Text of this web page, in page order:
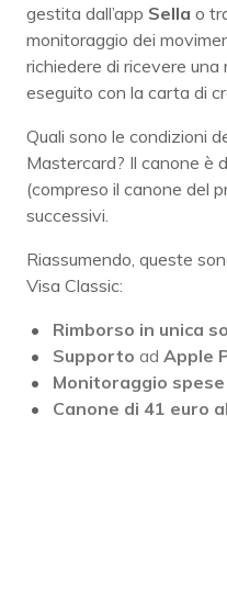
gestita dall’app Sella o
monitoraggio dei
richiedere di ricevere
eseguito con la carta di
Quali sono le condizioni
Mastercard? Il canone è
(compreso il canone del
successivi.
Riassumendo, queste
Visa Classic:
Rimborso in unica
Supporto ad Apple
Monitoraggio spese
Canone di 41 euro